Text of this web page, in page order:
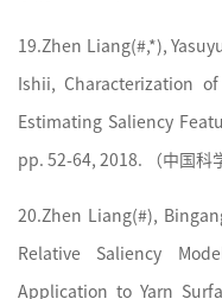
19. Zhen Liang(#,*),
Ishii, Characterization
Estimating Saliency
pp. 52-64, 2018. （中国科
20. Zhen Liang(#),
Relative Saliency
Application to Yarn